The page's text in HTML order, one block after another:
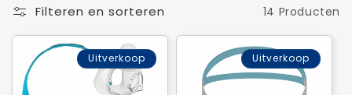
e
g
o
Filteren en sorteren 14 Producten
Uitverkoop Uitverkoop